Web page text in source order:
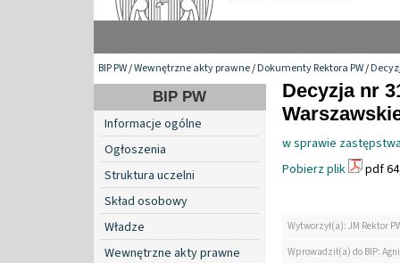
BIP PW/Wewnętrzne akty prawne/Dokumenty Rektora PW/
BIP PW
Informacje ogólne
Ogłoszenia
Struktura uczelni
Skład osobowy
Władze
Wewnętrzne akty prawne
Decyzja nr
w sprawie
Pobierz plik
pdf
Wytworzył(a): JM Rektor
Wprowadził(a) do BIP: